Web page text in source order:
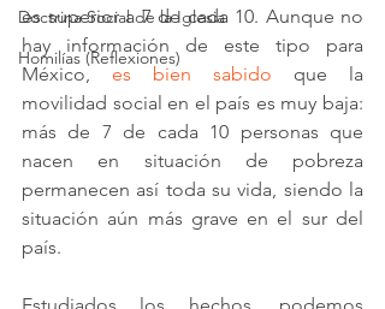
Doctrina Social de la Iglesia
Homilías (Reflexiones)
es superior a 7 de cada 10. Aunque no
hay información de este tipo para
México, es bien sabido que la
movilidad social en el país es muy baja:
más de 7 de cada 10 personas que
nacen en situación de pobreza
permanecen así toda su vida, siendo la
situación aún más grave en el sur del
país.